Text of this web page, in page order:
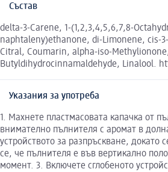
Състав
delta-3-Carene, 1-(1,2,3,4,5,6,7,8-
naphtaleny)ethanone, di-Limonene, cis-
Citral, Coumarin, alpha-iso-
Butyldihydrocinnamaldehyde, Linalool.
Указания за употреба
1. Махнете пластмасовата капачка от
внимателно пълнителя с аромат в
устройството за разпръскване, докато
се, че пълнителя е във вертикално
момент. 3. Включете сглобеното